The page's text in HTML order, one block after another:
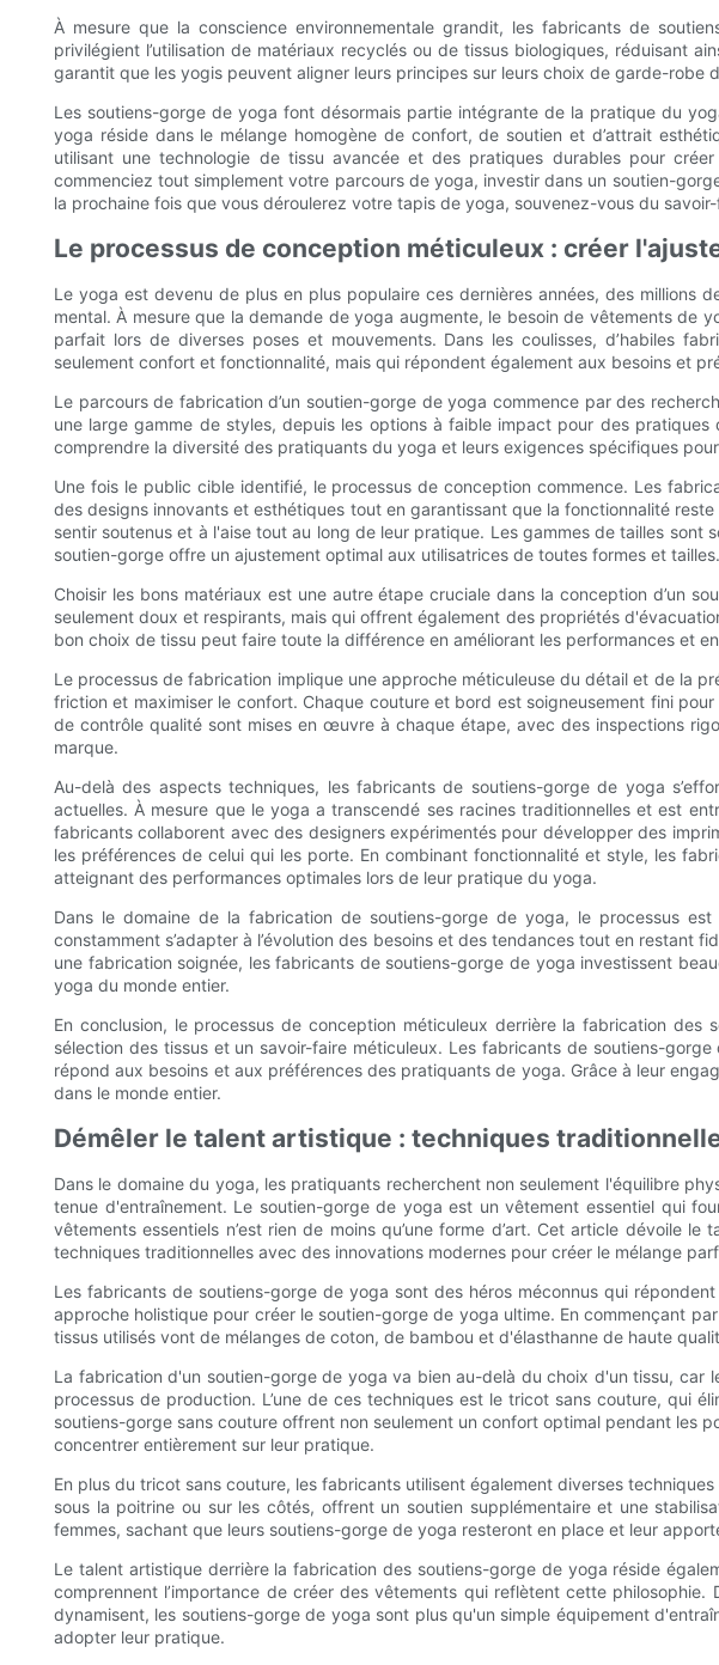
À mesure que la conscience environnementale grandit, les fabricants de
privilégient l’utilisation de matériaux recyclés ou de tissus biologiques, réduisant
garantit que les yogis peuvent aligner leurs principes sur leurs choix de garde-robe
Les soutiens-gorge de yoga font désormais partie intégrante de la pratique du
yoga réside dans le mélange homogène de confort, de soutien et d’attrait
utilisant une technologie de tissu avancée et des pratiques durables pour
commenciez tout simplement votre parcours de yoga, investir dans un soutien-
la prochaine fois que vous déroulerez votre tapis de yoga, souvenez-vous du
Le processus de conception méticuleux : créer
Le yoga est devenu de plus en plus populaire ces dernières années, des millions
mental. À mesure que la demande de yoga augmente, le besoin de vêtements
parfait lors de diverses poses et mouvements. Dans les coulisses, d’habiles
seulement confort et fonctionnalité, mais qui répondent également aux besoins et
Le parcours de fabrication d’un soutien-gorge de yoga commence par des
une large gamme de styles, depuis les options à faible impact pour des
comprendre la diversité des pratiquants du yoga et leurs exigences spécifiques
Une fois le public cible identifié, le processus de conception commence. Les
des designs innovants et esthétiques tout en garantissant que la fonctionnalité
sentir soutenus et à l'aise tout au long de leur pratique. Les gammes de tailles
soutien-gorge offre un ajustement optimal aux utilisatrices de toutes formes et tailles.
Choisir les bons matériaux est une autre étape cruciale dans la conception d’un
seulement doux et respirants, mais qui offrent également des propriétés
bon choix de tissu peut faire toute la différence en améliorant les performances et
Le processus de fabrication implique une approche méticuleuse du détail et de la
friction et maximiser le confort. Chaque couture et bord est soigneusement fini
de contrôle qualité sont mises en œuvre à chaque étape, avec des inspections
marque.
Au-delà des aspects techniques, les fabricants de soutiens-gorge de yoga
actuelles. À mesure que le yoga a transcendé ses racines traditionnelles et est
fabricants collaborent avec des designers expérimentés pour développer des
les préférences de celui qui les porte. En combinant fonctionnalité et style, les
atteignant des performances optimales lors de leur pratique du yoga.
Dans le domaine de la fabrication de soutiens-gorge de yoga, le processus
constamment s’adapter à l’évolution des besoins et des tendances tout en
une fabrication soignée, les fabricants de soutiens-gorge de yoga investissent
yoga du monde entier.
En conclusion, le processus de conception méticuleux derrière la fabrication
sélection des tissus et un savoir-faire méticuleux. Les fabricants de soutiens-
répond aux besoins et aux préférences des pratiquants de yoga. Grâce à leur
dans le monde entier.
Démêler le talent artistique : techniques
Dans le domaine du yoga, les pratiquants recherchent non seulement l'équilibre
tenue d'entraînement. Le soutien-gorge de yoga est un vêtement essentiel qui
vêtements essentiels n’est rien de moins qu’une forme d’art. Cet article dévoile
techniques traditionnelles avec des innovations modernes pour créer le mélange
Les fabricants de soutiens-gorge de yoga sont des héros méconnus qui
approche holistique pour créer le soutien-gorge de yoga ultime. En commençant
tissus utilisés vont de mélanges de coton, de bambou et d'élasthanne de haute
La fabrication d'un soutien-gorge de yoga va bien au-delà du choix d'un tissu,
processus de production. L’une de ces techniques est le tricot sans couture, qui
soutiens-gorge sans couture offrent non seulement un confort optimal pendant les
concentrer entièrement sur leur pratique.
En plus du tricot sans couture, les fabricants utilisent également diverses
sous la poitrine ou sur les côtés, offrent un soutien supplémentaire et une
femmes, sachant que leurs soutiens-gorge de yoga resteront en place et leur
Le talent artistique derrière la fabrication des soutiens-gorge de yoga réside
comprennent l’importance de créer des vêtements qui reflètent cette
dynamisent, les soutiens-gorge de yoga sont plus qu'un simple équipement
adopter leur pratique.